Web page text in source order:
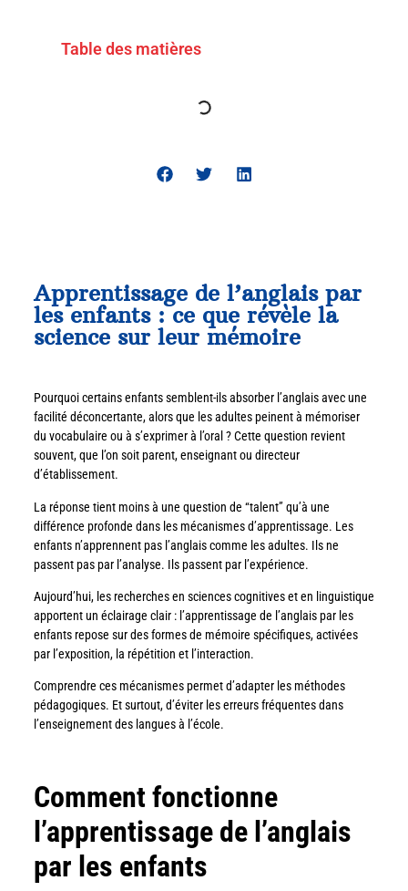
Table des matières
Apprentissage de l’anglais par
les enfants : ce que révèle la
science sur leur mémoire
Pourquoi certains enfants semblent-ils absorber l’anglais avec une
facilité déconcertante, alors que les adultes peinent à mémoriser
du vocabulaire ou à s’exprimer à l’oral ? Cette question revient
souvent, que l’on soit parent, enseignant ou directeur
d’établissement.
La réponse tient moins à une question de “talent” qu’à une
différence profonde dans les mécanismes d’apprentissage. Les
enfants n’apprennent pas l’anglais comme les adultes. Ils ne
passent pas par l’analyse. Ils passent par l’expérience.
Aujourd’hui, les recherches en sciences cognitives et en linguistique
apportent un éclairage clair : l’apprentissage de l’anglais par les
enfants repose sur des formes de mémoire spécifiques, activées
par l’exposition, la répétition et l’interaction.
Comprendre ces mécanismes permet d’adapter les méthodes
pédagogiques. Et surtout, d’éviter les erreurs fréquentes dans
l’enseignement des langues à l’école.
Comment fonctionne
l’apprentissage de l’anglais
par les enfants